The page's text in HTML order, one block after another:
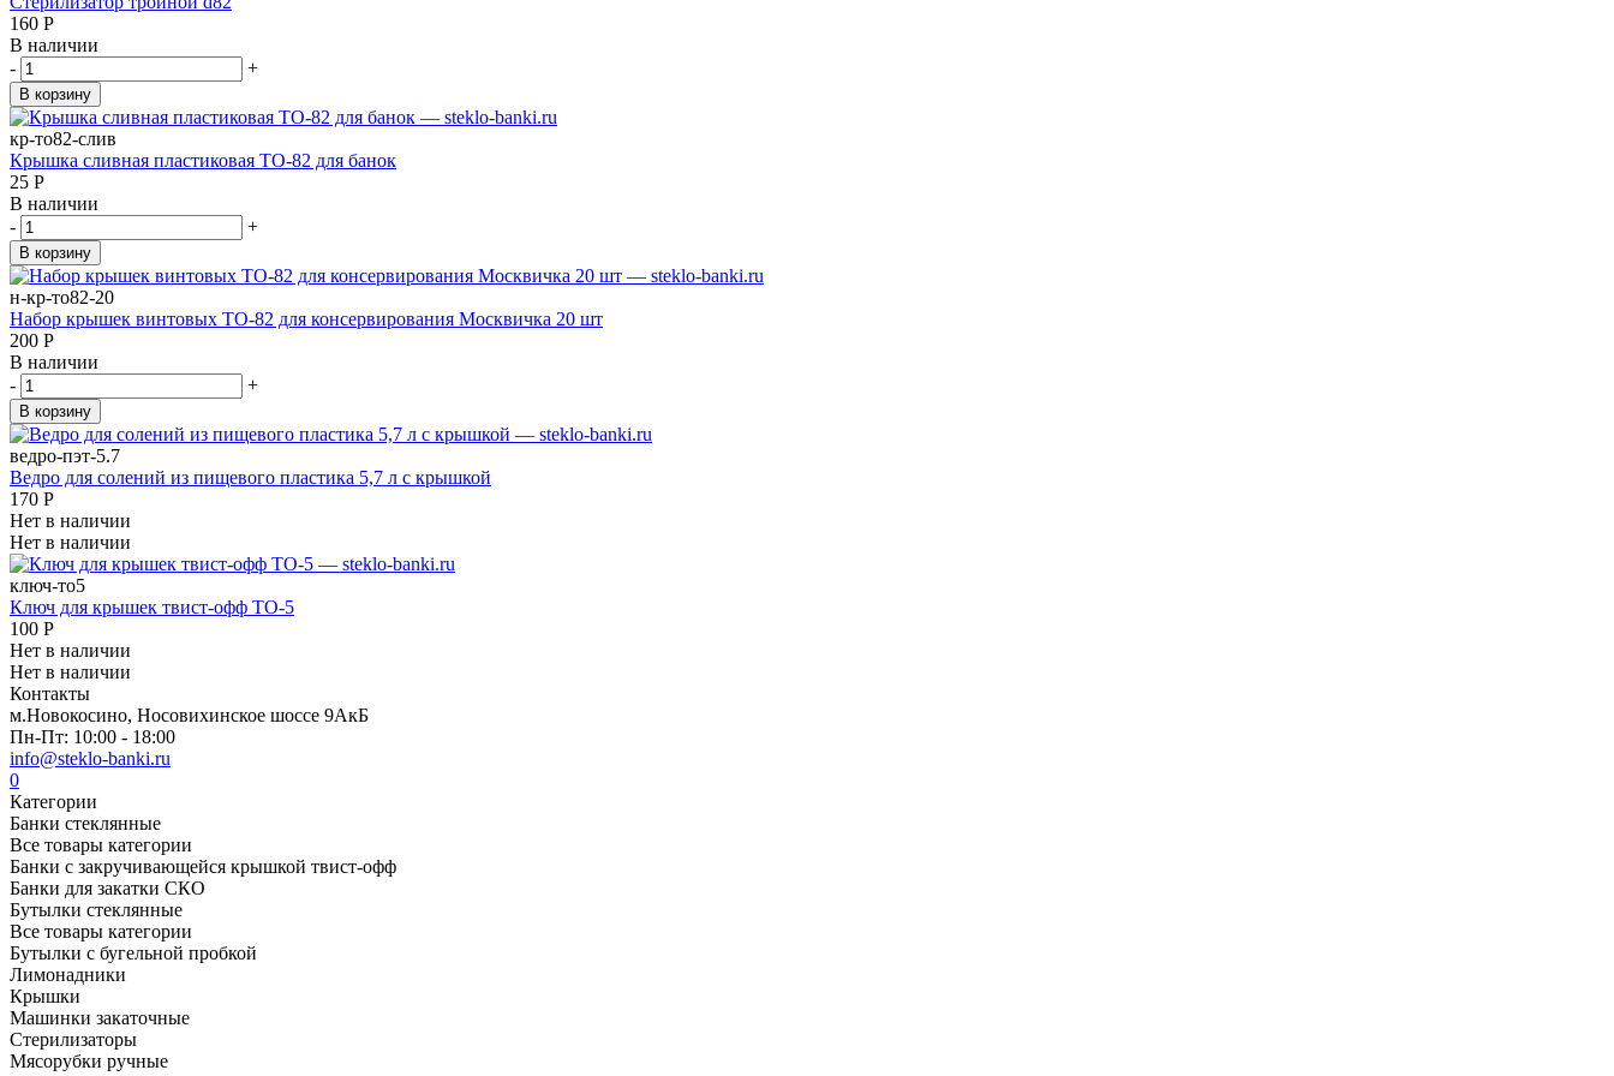
160 Р
В наличии
-
+
В корзину
кр-то82-слив
Крышка сливная пластиковая ТО-82 для банок
25 Р
В наличии
-
+
В корзину
н-кр-то82-20
Набор крышек винтовых ТО-82 для консервирования Москвичка 20 шт
200 Р
В наличии
-
+
В корзину
ведро-пэт-5.7
Ведро для солений из пищевого пластика 5,7 л с крышкой
170 Р
Нет в наличии
Нет в наличии
ключ-то5
Ключ для крышек твист-офф ТО-5
100 Р
Нет в наличии
Нет в наличии
Контакты
м.Новокосино, Носовихинское шоссе 9АкБ
Пн-Пт: 10:00 - 18:00
info@steklo-banki.ru
0
Категории
Банки стеклянные
Все товары категории
Банки с закручивающейся крышкой твист-офф
Банки для закатки СКО
Бутылки стеклянные
Все товары категории
Бутылки с бугельной пробкой
Лимонадники
Крышки
Машинки закаточные
Стерилизаторы
Мясорубки ручные